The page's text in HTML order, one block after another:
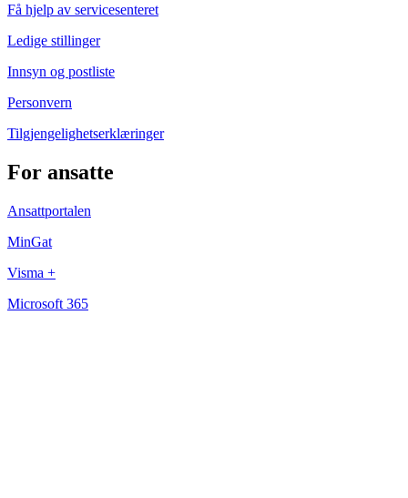
Få hjelp av servicesenteret
Ledige stillinger
Innsyn og postliste
Personvern
Tilgjengelighetserklæringer
For ansatte
Ansattportalen
MinGat
Visma +
Microsoft 365